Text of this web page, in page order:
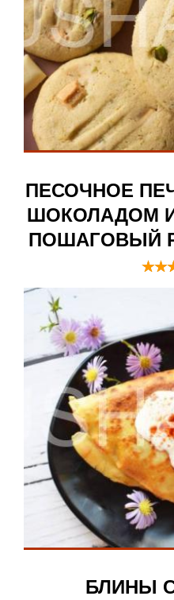
ПЕСОЧНОЕ
ШОКОЛАДОМ
ПОШАГОВЫЙ
БЛИНЫ